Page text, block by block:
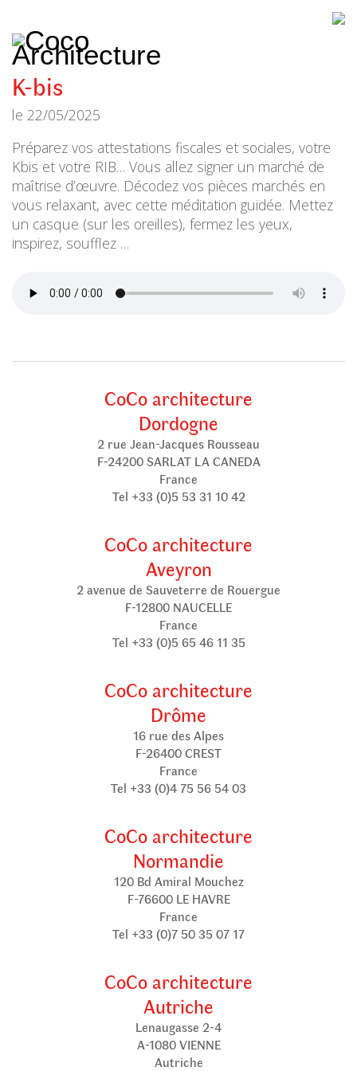
Architecture
architecture,
urbanisme,
etc.
K-bis
le 22/05/2025
Préparez vos attestations fiscales et sociales, votre
Kbis et votre RIB… Vous allez signer un marché de
maîtrise d’œuvre. Décodez vos pièces marchés en
vous relaxant, avec cette méditation guidée. Mettez
un casque (sur les oreilles), fermez les yeux,
inspirez, soufflez …
CoCo architecture
Dordogne
2 rue Jean-Jacques Rousseau
F-24200 SARLAT LA CANEDA
France
Tel +33 (0)5 53 31 10 42
CoCo architecture
Aveyron
2 avenue de Sauveterre de Rouergue
F-12800 NAUCELLE
France
Tel +33 (0)5 65 46 11 35
CoCo architecture
Drôme
16 rue des Alpes
F-26400 CREST
France
Tel +33 (0)4 75 56 54 03
CoCo architecture
Normandie
120 Bd Amiral Mouchez
F-76600 LE HAVRE
France
Tel +33 (0)7 50 35 07 17
CoCo architecture
Autriche
Lenaugasse 2-4
A-1080 VIENNE
Autriche